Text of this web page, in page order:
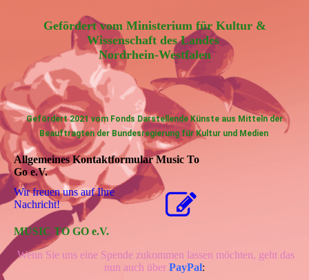
Gefördert vom Ministerium für Kultur &
Wissenschaft des Landes
Nordrhein-Westfalen
Gefördert 2021 vom Fonds Darstellende Künste aus Mitteln der
Beauftragten der Bundesregierung für Kultur und Medien
Allgemeines Kontaktformular Music To
Go e.V.
Wir freuen uns auf Ihre
Nachricht!
MUSIC TO GO e.V.
Wenn Sie uns eine Spende zukommen lassen möchten, geht das
nun auch über PayPal: